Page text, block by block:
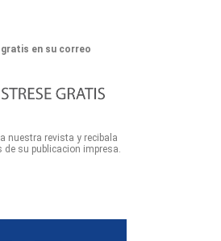
en su correo
nuestra revista y recibala
de su publicacion impresa.